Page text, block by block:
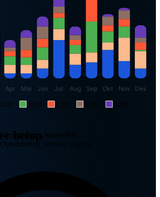
2021
Apr Mai Jun Jul Aug Sep Okt Nov Des
beløp
Grunnboken, kartverket
Oppdatering periode: daglig